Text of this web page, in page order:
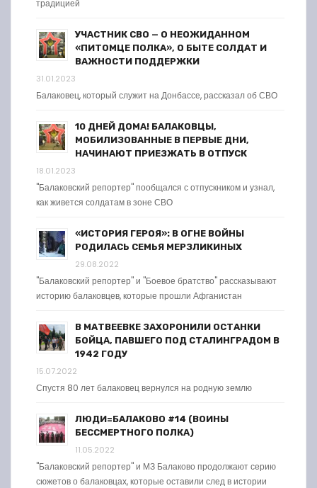
традицией
УЧАСТНИК СВО — О НЕОЖИДАННОМ
«ПИТОМЦЕ ПОЛКА», О БЫТЕ СОЛДАТ И
ВАЖНОСТИ ПОДДЕРЖКИ
31.01.2023
Балаковец, который служит на Донбассе, рассказал об СВО
10 ДНЕЙ ДОМА! БАЛАКОВЦЫ,
МОБИЛИЗОВАННЫЕ В ПЕРВЫЕ ДНИ,
НАЧИНАЮТ ПРИЕЗЖАТЬ В ОТПУСК
18.01.2023
"Балаковский репортер" пообщался с отпускником и узнал,
как живется солдатам в зоне СВО
«ИСТОРИЯ ГЕРОЯ»: В ОГНЕ ВОЙНЫ
РОДИЛАСЬ СЕМЬЯ МЕРЗЛИКИНЫХ
29.08.2022
"Балаковский репортер" и "Боевое братство" рассказывают
историю балаковцев, которые прошли Афганистан
В МАТВЕЕВКЕ ЗАХОРОНИЛИ ОСТАНКИ
БОЙЦА, ПАВШЕГО ПОД СТАЛИНГРАДОМ В
1942 ГОДУ
15.07.2022
Спустя 80 лет балаковец вернулся на родную землю
ЛЮДИ=БАЛАКОВО #14 (ВОИНЫ
БЕССМЕРТНОГО ПОЛКА)
11.05.2022
"Балаковский репортер" и МЗ Балаково продолжают серию
сюжетов о балаковцах, которые оставили след в истории